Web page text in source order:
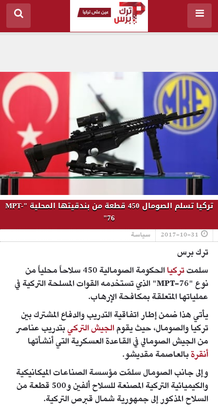
تركيا تسلم الصومال 450 قطعة من بندقيتها المحلية "MPT-
76"
2017-10-31 سياسة
ترك برس
سلمتتركيا
الحكومة الصومالية 450 سلاحاً محلياً من
نوع "MPT-76" الذي تستخدمه القوات المسلحة التركية في
عملياتها المتعلقة بمكافحة الإرهاب.
يأتي هذا ضمن إطار اتفاقية التدريب والدفاع المشترك بين
تركيا والصومال، حيث يقومالجيش التركيبتدريب عناصر
من الجيش الصومالي في القاعدة العسكرية التي أنشأتها
أنقرةبالعاصمة مقديشو.
وإلى جانب الصومال سلمّت مؤسسة الصناعات الميكانيكية
والكيميائية التركية المصنعة للسلاح ألفين و500 قطعة من
السلاح المذكور إلى جمهورية شمال قبرص التركية.